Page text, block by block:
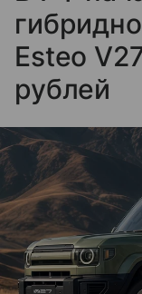
Esteo
рублей